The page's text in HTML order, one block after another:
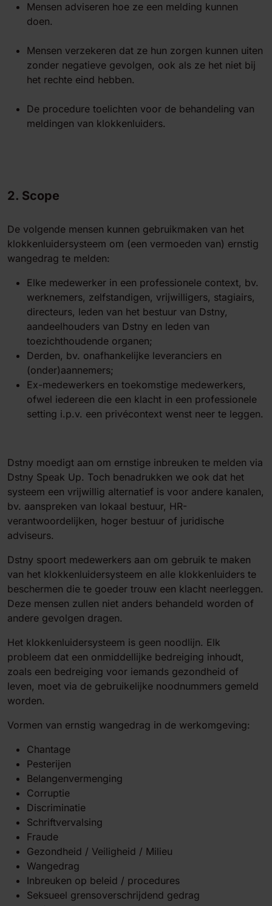
Mensen adviseren hoe ze een melding kunnen
doen.
Mensen verzekeren dat ze hun zorgen kunnen uiten
zonder negatieve gevolgen, ook als ze het niet bij
het rechte eind hebben.
De procedure toelichten voor de behandeling van
meldingen van klokkenluiders.
2. Scope
De volgende mensen kunnen gebruikmaken van het
klokkenluidersysteem om (een vermoeden van) ernstig
wangedrag te melden:
Elke medewerker in een professionele context, bv.
werknemers, zelfstandigen, vrijwilligers, stagiairs,
directeurs, leden van het bestuur van Dstny,
aandeelhouders van Dstny en leden van
toezichthoudende organen;
Derden, bv. onafhankelijke leveranciers en
(onder)aannemers;
Ex-medewerkers en toekomstige medewerkers,
ofwel iedereen die een klacht in een professionele
setting i.p.v. een privécontext wenst neer te leggen.
Dstny moedigt aan om ernstige inbreuken te melden via
Dstny Speak Up. Toch benadrukken we ook dat het
systeem een vrijwillig alternatief is voor andere kanalen,
bv. aanspreken van lokaal bestuur, HR-
verantwoordelijken, hoger bestuur of juridische
adviseurs.
Dstny spoort medewerkers aan om gebruik te maken
van het klokkenluidersysteem en alle klokkenluiders te
beschermen die te goeder trouw een klacht neerleggen.
Deze mensen zullen niet anders behandeld worden of
andere gevolgen dragen.
Het klokkenluidersysteem is geen noodlijn. Elk
probleem dat een onmiddellijke bedreiging inhoudt,
zoals een bedreiging voor iemands gezondheid of
leven, moet via de gebruikelijke noodnummers gemeld
worden.
Vormen van ernstig wangedrag in de werkomgeving:
Chantage
Pesterijen
Belangenvermenging
Corruptie
Discriminatie
Schriftvervalsing
Fraude
Gezondheid / Veiligheid / Milieu
Wangedrag
Inbreuken op beleid / procedures
Seksueel grensoverschrijdend gedrag